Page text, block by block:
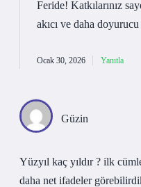
Feride! Katkılarınız
akıcı ve daha
Ocak 30, 2026 Yanıtla
Güzin
Yüzyıl kaç yıldır ? ilk
daha net ifadeler